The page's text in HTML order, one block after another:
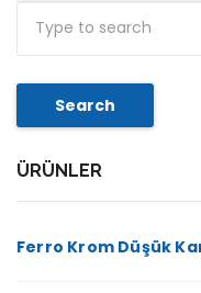
Search
ÜRÜNLER
Ferro Krom Düşük